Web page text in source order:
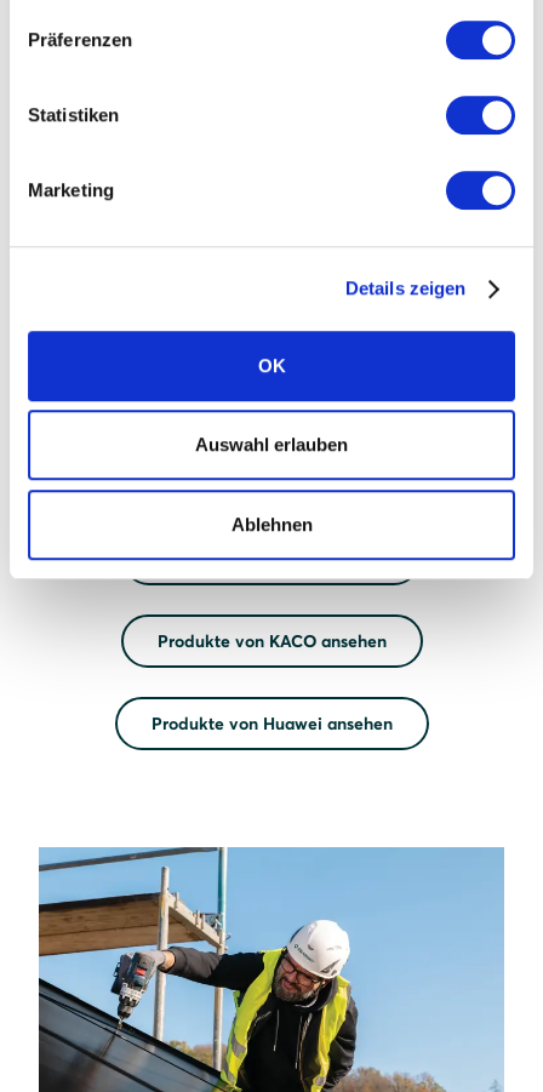
Präferenzen
Statistiken
Marketing
Details zeigen
OK
Auswahl erlauben
Ablehnen
Wechselrichter spielen eine Schlüsselrolle für die
SOLARWATT Inverter vision bieten hohe Effizienz,
leisen Betrieb bis 10 kW und einfache Installation –
Produkte von Fronius ansehen
Produkte von Steca ansehen
Produkte von KACO ansehen
Produkte von Huawei ansehen